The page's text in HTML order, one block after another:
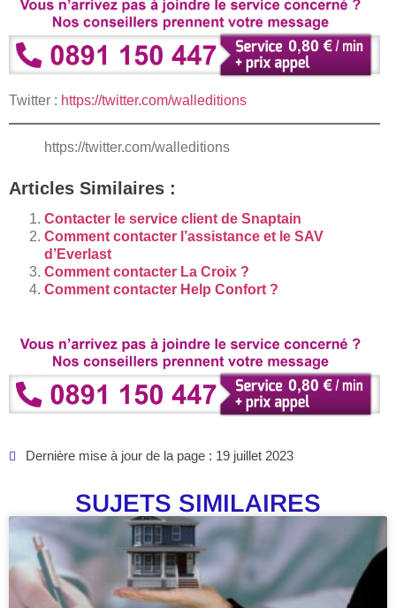
Twitter : https://twitter.com/walleditions
https://twitter.com/walleditions
Articles Similaires :
Contacter le service client de Snaptain
Comment contacter l’assistance et le SAV
d’Everlast
Comment contacter La Croix ?
Comment contacter Help Confort ?
Dernière mise à jour de la page : 19 juillet 2023
SUJETS SIMILAIRES